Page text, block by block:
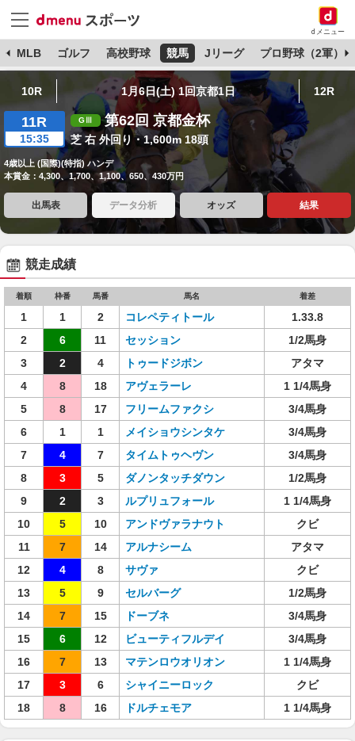
dメニュー
MLB ゴルフ 高校野球 競馬 Jリーグ プロ野球（2軍）
10R 1月6日(土) 1回京都1日 12R
11R
15:35
第62回 京都金杯
芝 右 外回り・1,600m 18頭
4歳以上 (国際)(特指) ハンデ
本賞金：4,300、1,700、1,100、650、430万円
出馬表 データ分析 オッズ 結果
競走成績
着順 枠番 馬番 馬名 着差
1 1 2 コレペティトール
1.33.8
2
6 11 セッション
1/2馬身
3
2 4 トゥードジボン
アタマ
4
8 18 アヴェラーレ
1 1/4馬身
5
8 17 フリームファクシ
3/4馬身
6
1 1 メイショウシンタケ
3/4馬身
7
4 7 タイムトゥヘヴン
3/4馬身
8
3 5 ダノンタッチダウン
1/2馬身
9
2 3 ルプリュフォール
1 1/4馬身
10
5 10 アンドヴァラナウト
クビ
11
7 14 アルナシーム
アタマ
12
4 8 サヴァ
クビ
13
5 9 セルバーグ
1/2馬身
14
7 15 ドーブネ
3/4馬身
15
6 12 ビューティフルデイ
3/4馬身
16
7 13 マテンロウオリオン
1 1/4馬身
17
3 6 シャイニーロック
クビ
18
8 16 ドルチェモア 1 1/4馬身